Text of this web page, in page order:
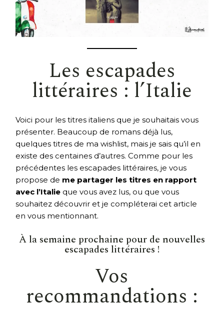
Les escapades
littéraires : l’Italie
Voici pour les titres italiens que je souhaitais vous
présenter. Beaucoup de romans déjà lus,
quelques titres de ma wishlist, mais je sais qu’il en
existe des centaines d’autres. Comme pour les
précédentes les escapades littéraires, je vous
propose de me partager les titres en rapport
avec l’Italie que vous avez lus, ou que vous
souhaitez découvrir et je compléterai cet article
en vous mentionnant.
À la semaine prochaine pour de nouvelles
escapades littéraires !
Vos
recommandations :